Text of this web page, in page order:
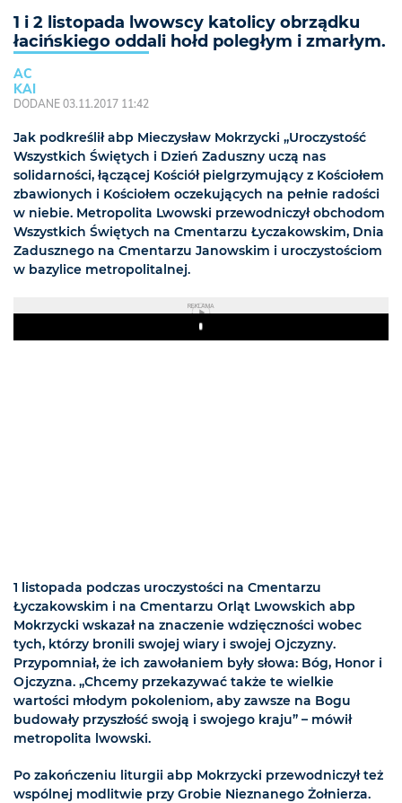
1 i 2 listopada lwowscy katolicy obrządku
łacińskiego oddali hołd poległym i zmarłym.
AC
KAI
DODANE 03.11.2017 11:42
Jak podkreślił abp Mieczysław Mokrzycki „Uroczystość
Wszystkich Świętych i Dzień Zaduszny uczą nas
solidarności, łączącej Kościół pielgrzymujący z Kościołem
zbawionych i Kościołem oczekujących na pełnie radości
w niebie. Metropolita Lwowski przewodniczył obchodom
Wszystkich Świętych na Cmentarzu Łyczakowskim, Dnia
Zadusznego na Cmentarzu Janowskim i uroczystościom
w bazylice metropolitalnej.
REKLAMA
Play
1 listopada podczas uroczystości na Cmentarzu
Łyczakowskim i na Cmentarzu Orląt Lwowskich abp
Mokrzycki wskazał na znaczenie wdzięczności wobec
tych, którzy bronili swojej wiary i swojej Ojczyzny.
Przypomniał, że ich zawołaniem były słowa: Bóg, Honor i
Ojczyzna. „Chcemy przekazywać także te wielkie
wartości młodym pokoleniom, aby zawsze na Bogu
budowały przyszłość swoją i swojego kraju” – mówił
metropolita lwowski.
Po zakończeniu liturgii abp Mokrzycki przewodniczył też
wspólnej modlitwie przy Grobie Nieznanego Żołnierza.